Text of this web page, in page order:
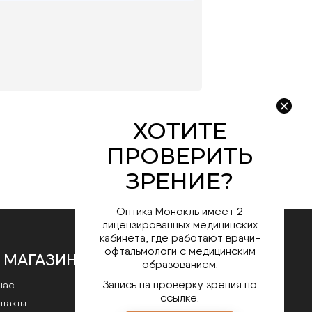
Оптика Монокль имеет 2
лицензированных медицинских
кабинета, где работают врачи-
офтальмологи с медицинским
образованием.
Запись на проверку зрения по
ссылке.